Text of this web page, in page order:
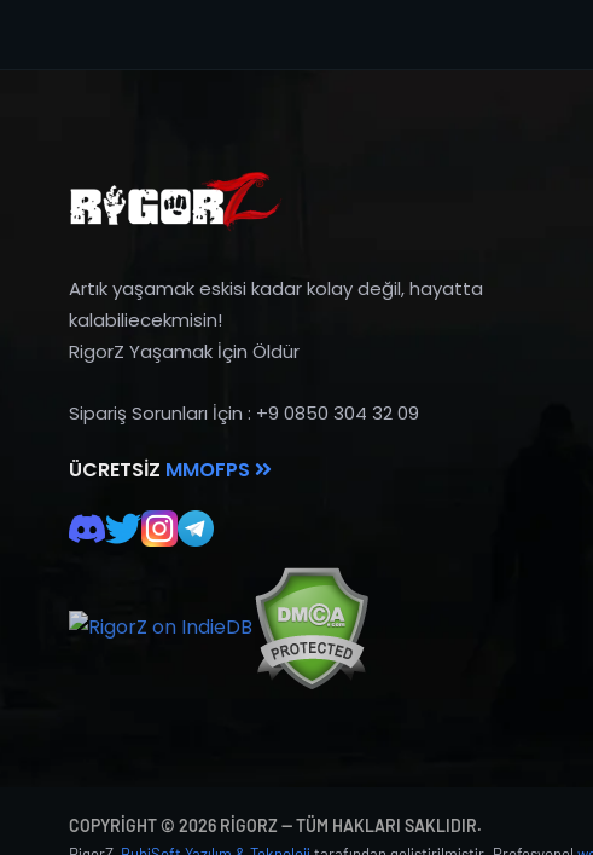
Artık yaşamak eskisi kadar kolay değil, hayatta
kalabiliecekmisin!
RigorZ Yaşamak İçin Öldür
Sipariş Sorunları İçin : +9 0850 304 32 09
ÜCRETSIZ MMOFPS
COPYRIGHT © 2026 RIGORZ — TÜM HAKLARI SAKLIDIR.